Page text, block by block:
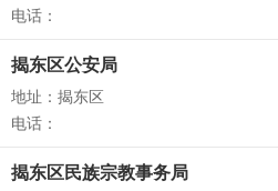
电话：
揭东区公安局
地址：揭东区
电话：
揭东区民族宗教事务局